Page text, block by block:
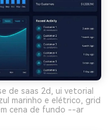
de saas 2d, ui vetorial
marinho e elétrico, grid
cena de fundo --ar